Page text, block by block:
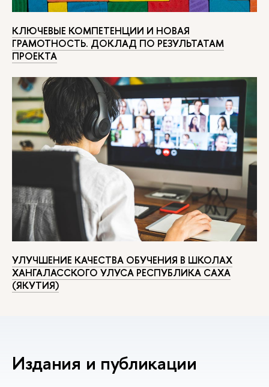
КЛЮЧЕВЫЕ КОМПЕТЕНЦИИ И НОВАЯ
ГРАМОТНОСТЬ. ДОКЛАД ПО РЕЗУЛЬТАТАМ
ПРОЕКТА
УЛУЧШЕНИЕ КАЧЕСТВА ОБУЧЕНИЯ В ШКОЛАХ
ХАНГАЛАССКОГО УЛУСА РЕСПУБЛИКА САХА
(ЯКУТИЯ)
Издания и публикации